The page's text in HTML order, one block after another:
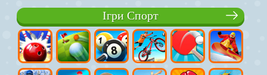
Ігри Спорт